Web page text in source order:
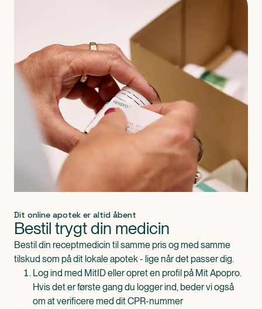
Dit online apotek er altid åbent
Bestil trygt din medicin
Bestil din receptmedicin til samme pris og med samme
tilskud som på dit lokale apotek - lige når det passer dig.
Log ind med MitID eller opret en profil på Mit Apopro.
Hvis det er første gang du logger ind, beder vi også
om at verificere med dit CPR-nummer